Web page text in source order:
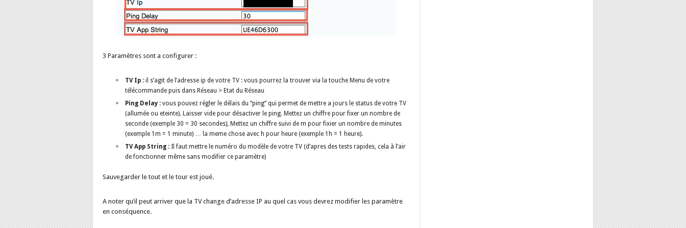
3 Paramètres sont a configurer :
TV Ip : il s’agit de l’adresse ip de votre TV : vous pourrez la trouver via la touche Menu de votre
télécommande puis dans Réseau > Etat du Réseau
Ping Delay : vous pouvez régler le délais du “ping” qui permet de mettre a jours le status de votre TV
(allumée ou eteinte). Laisser vide pour désactiver le ping. Mettez un chiffre pour fixer un nombre de
seconde (exemple 30 = 30 secondes), Mettez un chiffre suivi de m pour fixier un nombre de minutes
(exemple 1m = 1 minute) … la meme chose avec h pour heure (exemple 1h = 1 heure).
TV App String : Il faut mettre le numéro du modèle de votre TV (d’apres des tests rapides, cela à l’air
de fonctionner même sans modifier ce paramètre)
Sauvegarder le tout et le tour est joué.
A noter qu’il peut arriver que la TV change d’adresse IP au quel cas vous devrez modifier les paramètre
en conséquence.